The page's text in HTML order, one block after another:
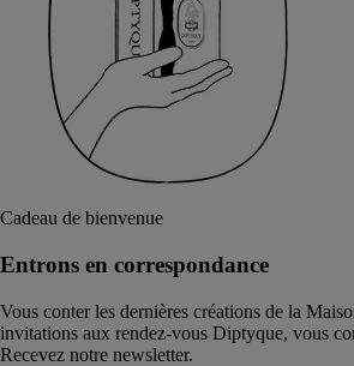
Cadeau de bienvenue
Entrons en correspondance​
Vous conter les dernières créations de la
invitations aux rendez-vous Diptyque, vous
Recevez notre newsletter.